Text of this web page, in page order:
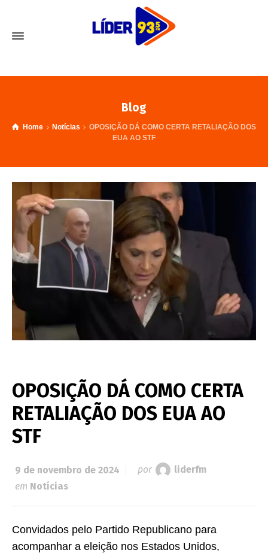
Blog
Home Notícias
OPOSIÇÃO DÁ COMO CERTA RETALIAÇÃO DOS
EUA AO STF
OPOSIÇÃO DÁ COMO CERTA
RETALIAÇÃO DOS EUA AO
STF
9 de novembro de 2024 por
liderfm
em Notícias
Convidados pelo Partido Republicano para
acompanhar a eleição nos Estados Unidos,